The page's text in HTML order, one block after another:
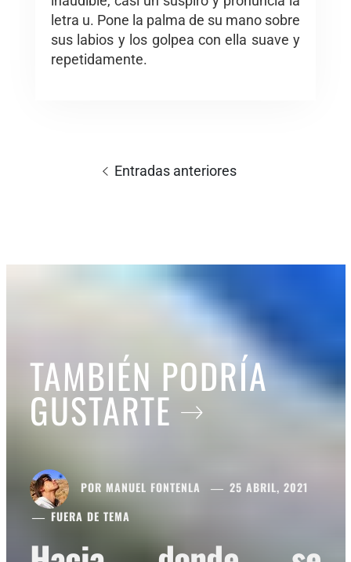
letra u. Pone la palma de su mano sobre
sus labios y los golpea con ella suave y
repetidamente.
Entradas anteriores
TAMBIÉN PODRÍA
GUSTARTE
POR MANUEL FONTENLA
25 ABRIL, 2021
FUERA DE TEMA